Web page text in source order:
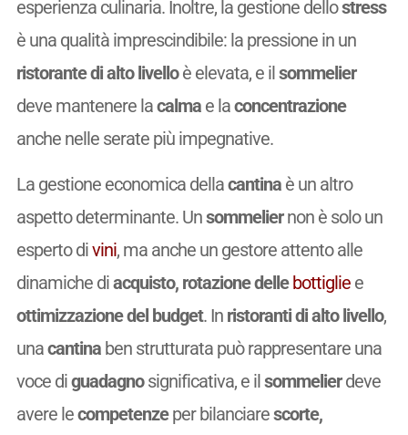
esperienza culinaria. Inoltre, la gestione dellostress
è una qualità imprescindibile: la pressione in un
ristorante di alto livelloè elevata, e ilsommelier
deve mantenere lacalmae laconcentrazione
anche nelle serate più impegnative.
La gestione economica dellacantinaè un altro
aspetto determinante. Unsommeliernon è solo un
esperto divini, ma anche un gestore attento alle
dinamiche diacquisto, rotazione dellebottigliee
ottimizzazione del budget. In ristoranti di alto livello,
unacantinaben strutturata può rappresentare una
voce diguadagnosignificativa, e ilsommelierdeve
avere lecompetenzeper bilanciarescorte,